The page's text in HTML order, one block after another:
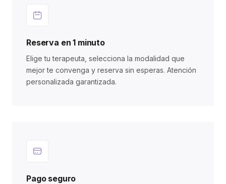
Reserva en 1 minuto
Elige tu terapeuta, selecciona la modalidad que
mejor te convenga y reserva sin esperas. Atención
personalizada garantizada.
Pago seguro